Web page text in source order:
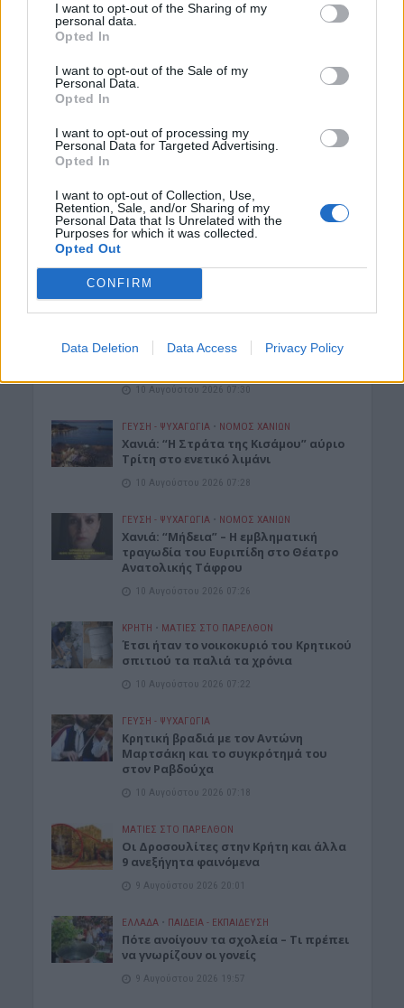
I want to opt-out of the Sharing of my
personal data.
Opted In
I want to opt-out of the Sale of my
Personal Data.
Opted In
I want to opt-out of processing my
Personal Data for Targeted Advertising.
Opted In
I want to opt-out of Collection, Use,
Retention, Sale, and/or Sharing of my
Personal Data that Is Unrelated with the
Purposes for which it was collected.
Opted Out
CONFIRM
Data Deletion Data Access Privacy Policy
10 Αυγούστου 2026 07:55
Τα ζώδια της Δευτέρας 10 Αυγούστου
ΓΕΎΣΗ - ΨΥΧΑΓΩΓΊΑ • ΝΟΜΌΣ ΧΑΝΊΩΝ
Χανιά: “Η μικρή Αμελί” στον Δημοτικό
10 Αυγούστου 2026 07:48
ΓΕΎΣΗ - ΨΥΧΑΓΩΓΊΑ • ΝΟΜΌΣ ΧΑΝΊΩΝ
10 Αυγούστου 2026 07:45
Xανιά: Ο “Ψαροτρομάρας” στο
10 Αυγούστου 2026 07:30
ΓΕΎΣΗ - ΨΥΧΑΓΩΓΊΑ • ΝΟΜΌΣ ΧΑΝΊΩΝ
Χανιά: “Η Στράτα της Κισάμου” αύριο
Τρίτη στο ενετικό λιμάνι
10 Αυγούστου 2026 07:28
ΓΕΎΣΗ - ΨΥΧΑΓΩΓΊΑ • ΝΟΜΌΣ ΧΑΝΊΩΝ
Χανιά: “Μήδεια” – Η εμβληματική
τραγωδία του Ευριπίδη στο Θέατρο
Ανατολικής Τάφρου
10 Αυγούστου 2026 07:26
ΚΡΗΤΗ • ΜΑΤΙΕΣ ΣΤΟ ΠΑΡΕΛΘΟΝ
Έτσι ήταν το νοικοκυριό του Κρητικού
σπιτιού τα παλιά τα χρόνια
10 Αυγούστου 2026 07:22
ΓΕΎΣΗ - ΨΥΧΑΓΩΓΊΑ
Kρητική βραδιά με τον Αντώνη
Μαρτσάκη και το συγκρότημά του
στον Ραβδούχα
10 Αυγούστου 2026 07:18
ΜΑΤΙΕΣ ΣΤΟ ΠΑΡΕΛΘΟΝ
Οι Δροσουλίτες στην Κρήτη και άλλα
9 ανεξήγητα φαινόμενα
9 Αυγούστου 2026 20:01
ΕΛΛΑΔΑ • ΠΑΙΔΕΙΑ - ΕΚΠΑΙΔΕΥΣΗ
Πότε ανοίγουν τα σχολεία – Τι πρέπει
να γνωρίζουν οι γονείς
9 Αυγούστου 2026 19:57